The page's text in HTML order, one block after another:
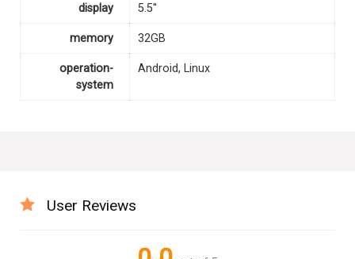
display 5.5''
memory 32GB
operation-
system
Android, Linux
User Reviews